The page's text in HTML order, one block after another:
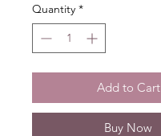
Quantity *
Add to Cart
Buy Now